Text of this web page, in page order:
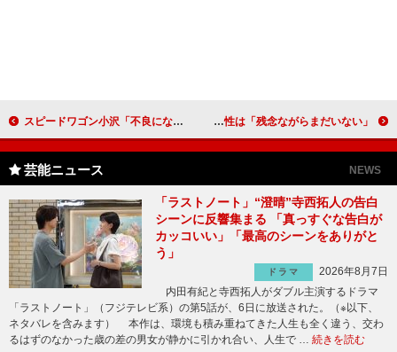
スピードワゴン小沢「不良になりたくてゲーセンに」 「遊び」の祭典で“ゲーセンの未来”まじめに討論 ＢｏＡ、ゴージャスなドレス姿を初披露 エスコート男性は「残念ながらまだいない」
芸能ニュース NEWS
「ラストノート」“澄晴”寺西拓人の告白
シーンに反響集まる 「真っすぐな告白が
カッコいい」「最高のシーンをありがと
う」
ドラマ
2026年8月7日
内田有紀と寺西拓人がダブル主演するドラマ
「ラストノート」（フジテレビ系）の第5話が、6日に放送された。（※以下、
ネタバレを含みます） 本作は、環境も積み重ねてきた人生も全く違う、交わ
るはずのなかった歳の差の男女が静かに引かれ合い、人生で … 続きを読む